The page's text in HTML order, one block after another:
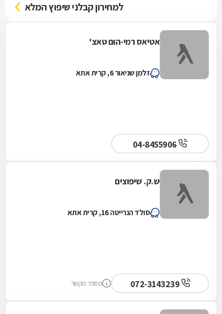
למחירון קבלני שיפוץ המלא
אטיאס רמי-הום טאצ'
זלמן שניאור 6, קרית אתא
04-8455906
ש.ק. שיפוצים
סולד הנרייטה 16, קרית אתא
מספר מקשר